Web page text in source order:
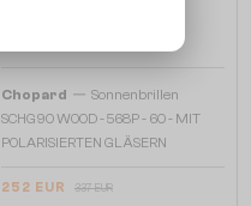
Chopard — Sonnenbrillen
SCHG90 WOOD - 568P - 60 - MIT
POLARISIERTEN GLÄSERN
252 EUR 337 EUR